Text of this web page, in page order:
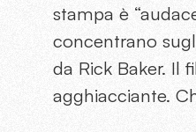
stampa è
concentrano
da Rick Baker. Il
agghiacciante.